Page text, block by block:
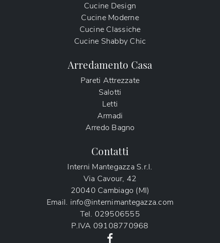
Cucine Design
Cucine Moderne
Cucine Classiche
Cucine Shabby Chic
Arredamento Casa
Pareti Attrezzate
Salotti
Letti
Armadi
Arredo Bagno
Contatti
Interni Mantegazza S.r.l.
Via Cavour, 42
20040 Cambiago (MI)
Email. info@internimantegazza.com
Tel. 029506555
P.IVA 09108770968